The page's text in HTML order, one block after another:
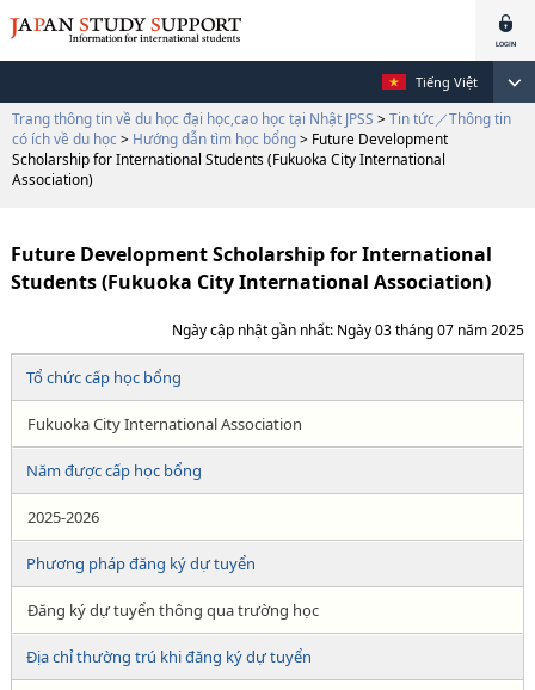
Tiếng Việt
Trang thông tin về du học đại học,cao học tại Nhật JPSS > Tin tức／Thông tin
có ích về du học > Hướng dẫn tìm học bổng> Future Development
Scholarship for International Students (Fukuoka City International
Association)
Future Development Scholarship for International
Students (Fukuoka City International Association)
Ngày cập nhật gần nhất: Ngày 03 tháng 07 năm 2025
Tổ chức cấp học bổng
Fukuoka City International Association
Năm được cấp học bổng
2025-2026
Phương pháp đăng ký dự tuyển
Đăng ký dự tuyển thông qua trường học
Địa chỉ thường trú khi đăng ký dự tuyển